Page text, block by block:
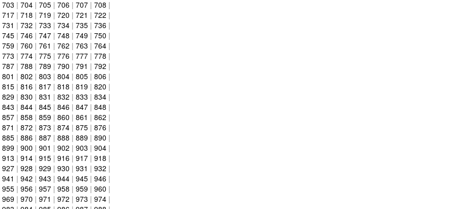
703 | 704| 705| 706| 707| 708 |
717| 718 | 719| 720 | 721 | 722 |
731 | 732 | 733 | 734| 735| 736|
745| 746| 747| 748 | 749| 750 |
759| 760 | 761 | 762 | 763 | 764|
773 | 774| 775| 776| 777| 778 |
787| 788 | 789| 790 | 791 | 792 |
801 | 802 | 803 | 804| 805| 806|
815| 816| 817| 818 | 819| 820 |
829| 830 | 831 | 832 | 833 | 834|
843 | 844| 845| 846| 847| 848 |
857| 858 | 859| 860 | 861 | 862 |
871 | 872 | 873 | 874| 875| 876|
885| 886| 887| 888 | 889| 890 |
899| 900 | 901 | 902 | 903 | 904|
913 | 914| 915| 916| 917| 918 |
927| 928 | 929| 930 | 931 | 932 |
941 | 942 | 943 | 944| 945| 946|
955| 956| 957| 958 | 959| 960 |
969| 970 | 971 | 972 | 973 | 974|